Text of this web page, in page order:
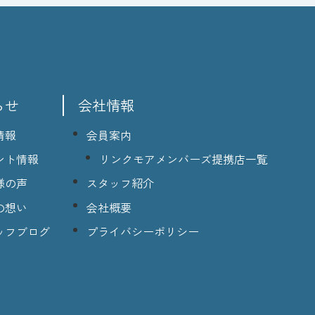
せ
報
ト情報
の声
想い
フブログ
会社情報
会員案内
リンクモアメンバーズ提携店一覧
スタッフ紹介
会社概要
プライバシーポリシー